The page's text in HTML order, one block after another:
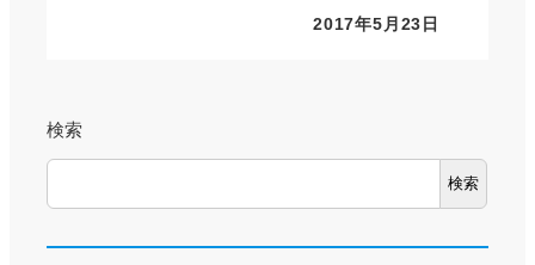
2017年5月23日
検索
検索